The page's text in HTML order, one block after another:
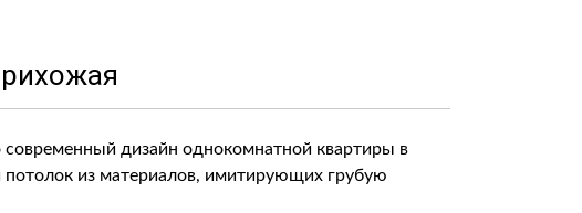
дизайн однокомнатной квартиры в
потолок из материалов, имитирующих грубую